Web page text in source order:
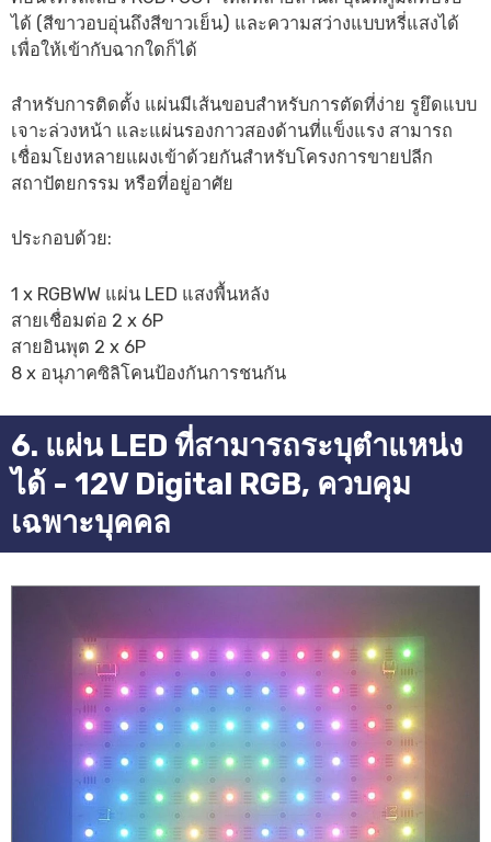
ได้ (สีขาวอบอุ่นถึงสีขาวเย็น) และความสว่างแบบหรี่แสงได้
เพื่อให้เข้ากับฉากใดก็ได้
สำหรับการติดตั้ง แผ่นมีเส้นขอบสำหรับการตัดที่ง่าย รูยึดแบบ
เจาะล่วงหน้า และแผ่นรองกาวสองด้านที่แข็งแรง สามารถ
เชื่อมโยงหลายแผงเข้าด้วยกันสำหรับโครงการขายปลีก
สถาปัตยกรรม หรือที่อยู่อาศัย
ประกอบด้วย:
1 x RGBWW แผ่น LED แสงพื้นหลัง
สายเชื่อมต่อ 2 x 6P
สายอินพุต 2 x 6P
8 x อนุภาคซิลิโคนป้องกันการชนกัน
6. แผ่น LED ที่สามารถระบุตำแหน่ง
ได้ - 12V Digital RGB, ควบคุม
เฉพาะบุคคล